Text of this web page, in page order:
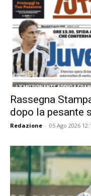
Rassegna
dopo la pesante
Redazione - 05 Ago 2026